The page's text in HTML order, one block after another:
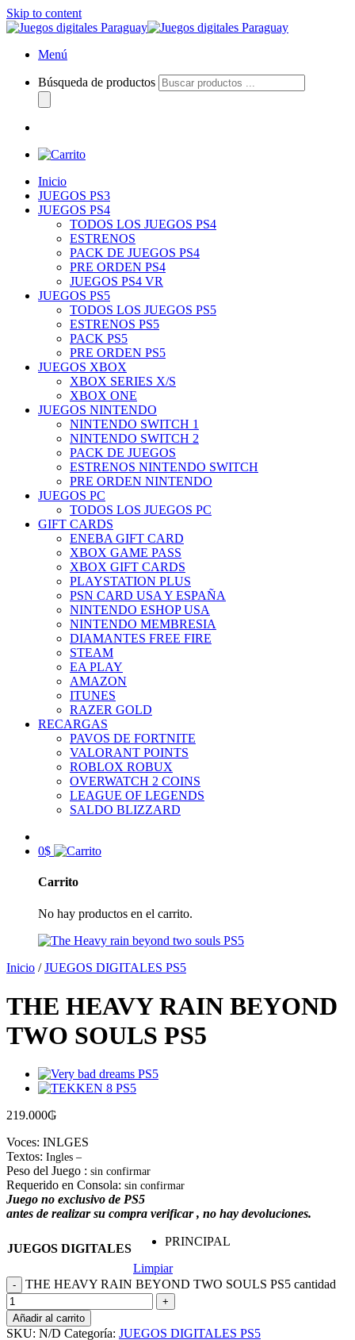
Skip to content
Menú
Búsqueda de productos
Inicio
JUEGOS PS3
JUEGOS PS4
TODOS LOS JUEGOS PS4
ESTRENOS
PACK DE JUEGOS PS4
PRE ORDEN PS4
JUEGOS PS4 VR
JUEGOS PS5
TODOS LOS JUEGOS PS5
ESTRENOS PS5
PACK PS5
PRE ORDEN PS5
JUEGOS XBOX
XBOX SERIES X/S
XBOX ONE
JUEGOS NINTENDO
NINTENDO SWITCH 1
NINTENDO SWITCH 2
PACK DE JUEGOS
ESTRENOS NINTENDO SWITCH
PRE ORDEN NINTENDO
JUEGOS PC
TODOS LOS JUEGOS PC
GIFT CARDS
ENEBA GIFT CARD
XBOX GAME PASS
XBOX GIFT CARDS
PLAYSTATION PLUS
PSN CARD USA Y ESPAÑA
NINTENDO ESHOP USA
NINTENDO MEMBRESIA
DIAMANTES FREE FIRE
STEAM
EA PLAY
AMAZON
ITUNES
RAZER GOLD
RECARGAS
PAVOS DE FORTNITE
VALORANT POINTS
ROBLOX ROBUX
OVERWATCH 2 COINS
LEAGUE OF LEGENDS
SALDO BLIZZARD
0$
Carrito
No hay productos en el carrito.
Inicio / JUEGOS DIGITALES PS5
THE HEAVY RAIN BEYOND
TWO SOULS PS5
219.000₲
Voces: INLGES
Textos: Ingles –
Peso del Juego : sin confirmar
Requerido en Consola: sin confirmar
Juego no exclusivo de PS5
antes de realizar su compra verificar , no hay devoluciones.
JUEGOS DIGITALES
PRINCIPAL
Limpiar
THE HEAVY RAIN BEYOND TWO SOULS PS5 cantidad
Añadir al carrito
SKU: N/D Categoría: JUEGOS DIGITALES PS5